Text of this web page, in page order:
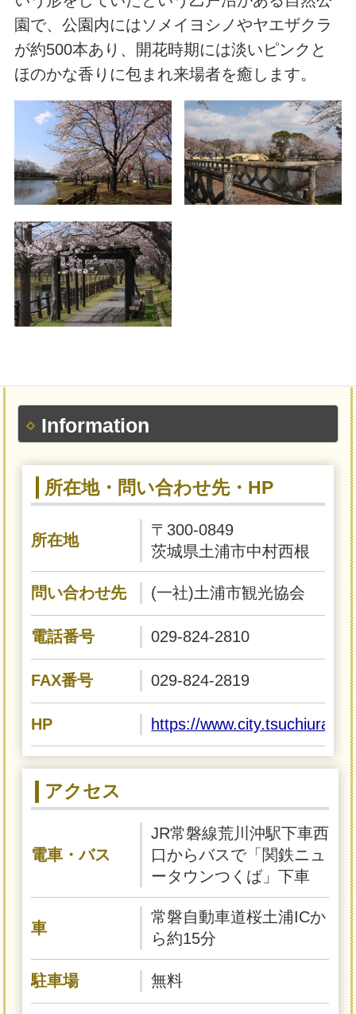
園で、公園内にはソメイヨシノやヤエザクラ
が約500本あり、開花時期には淡いピンクと
ほのかな香りに包まれ来場者を癒します。
Information
所在地・問い合わせ先・HP
所在地
〒300-0849
茨城県土浦市中村西根
問い合わせ先 (一社)土浦市観光協会
電話番号 029-824-2810
FAX番号 029-824-2819
HP https://
アクセス
電車・バス
JR常磐線荒川沖駅下車西
口からバスで「関鉄ニュ
ータウンつくば」下車
車
常磐自動車道桜土浦ICか
ら約15分
駐車場 無料